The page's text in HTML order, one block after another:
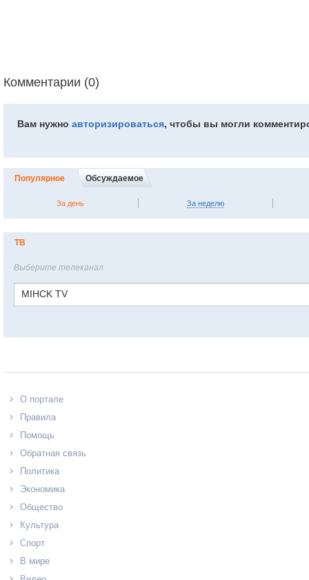
Комментарии (0)
Вам нужно авторизироваться, чтобы вы могли
Популярное Обсуждаемое
За день За неделю
ТВ
Выберите телеканал
MIHCK TV
О портале
Правила
Помощь
Обратная связь
Политика
Экономика
Общество
Культура
Спорт
В мире